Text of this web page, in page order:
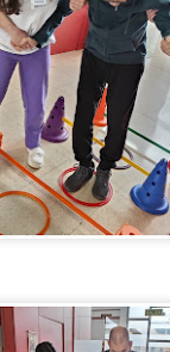
divertido y
a esta estación